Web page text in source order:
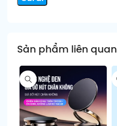
Sản phẩm liên quan